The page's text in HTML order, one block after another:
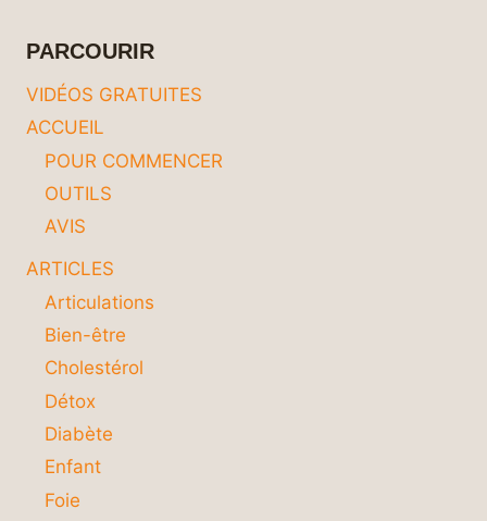
BIEN-
PARCOURIR
VIDÉOS GRATUITES
ACCUEIL
POUR COMMENCER
OUTILS
AVIS
ARTICLES
Articulations
Bien-être
Cholestérol
Détox
Diabète
Enfant
Foie